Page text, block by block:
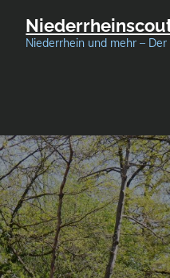
Niederrhein und mehr –